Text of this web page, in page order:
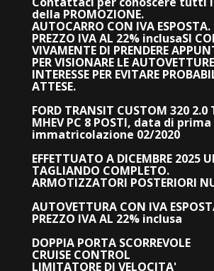
della PROMOZIONE.
AUTOCARRO CON IVA ESPOSTA.
PREZZO IVA AL 22% inclusaSI
VIVAMENTE DI PRENDERE
PER VISIONARE LE
INTERESSE PER EVITARE
ATTESE.
FORD TRANSIT CUSTOM 320 2.0
MHEV PC 8 POSTI, data di prima
immatricolazione 02/2020
EFFETTUATO A DICEMBRE 2025
TAGLIANDO COMPLETO.
ARMOTIZZATORI POSTERIORI
AUTOVETTURA CON IVA
PREZZO IVA AL 22% inclusa
DOPPIA PORTA SCORREVOLE
CRUISE CONTROL
LIMITATORE DI VELOCITA'